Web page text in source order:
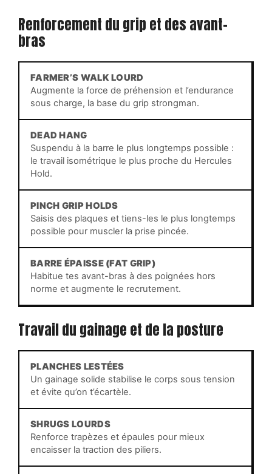
Renforcement du grip et des avant-
bras
FARMER’S WALK LOURD
Augmente la force de préhension et l’endurance
sous charge, la base du grip strongman.
DEAD HANG
Suspendu à la barre le plus longtemps possible :
le travail isométrique le plus proche du Hercules
Hold.
PINCH GRIP HOLDS
Saisis des plaques et tiens-les le plus longtemps
possible pour muscler la prise pincée.
BARRE ÉPAISSE (FAT GRIP)
Habitue tes avant-bras à des poignées hors
norme et augmente le recrutement.
Travail du gainage et de la posture
PLANCHES LESTÉES
Un gainage solide stabilise le corps sous tension
et évite qu’on t’écartèle.
SHRUGS LOURDS
Renforce trapèzes et épaules pour mieux
encaisser la traction des piliers.